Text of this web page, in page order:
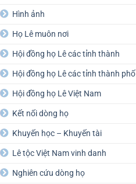
Hình ảnh
Họ Lê muôn nơi
Hội đồng họ Lê các tỉnh thành
Hội đồng họ Lê các tỉnh thành phố
Hội đồng họ Lê Việt Nam
Kết nối dòng họ
Khuyến học – Khuyến tài
Lê tộc Việt Nam vinh danh
Nghiên cứu dòng họ